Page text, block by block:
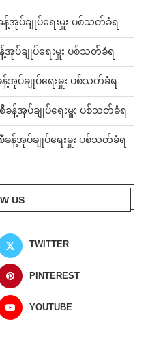
ပ်ချုပ်ရေးမှူး ပစ်သတ်ခံရ
ပ်ချုပ်ရေးမှူး ပစ်သတ်ခံရ
ပ်ချုပ်ရေးမှူး ပစ်သတ်ခံရ
န့်အုပ်ချုပ်ရေးမှူး ပစ်သတ်ခံရ
န့်အုပ်ချုပ်ရေးမှူး ပစ်သတ်ခံရ
US
TWITTER
PINTEREST
YOUTUBE